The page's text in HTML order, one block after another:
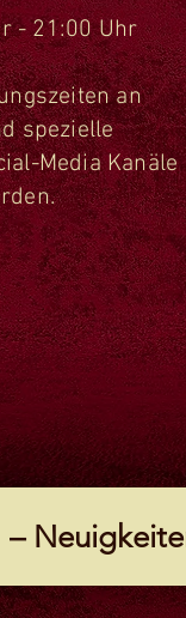
Uhr
an
spezielle
Media Kanäle
–